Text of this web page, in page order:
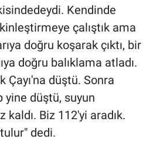
Kendinde
çalıştık ama
doğru koşarak çıktı, bir
doğru balıklama atladı.
Çayı'na düştü. Sonra
yine düştü, suyun
Biz 112'yi aradık.
dedi.